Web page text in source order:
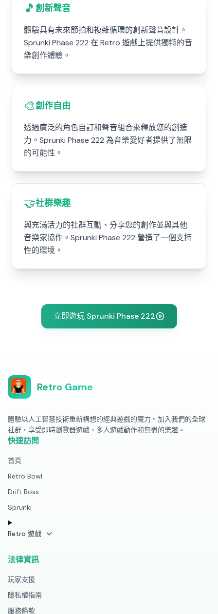
🎵 創新聲音
體驗具有未來節拍和複雜循環的創新聲音設計。
Sprunki Phase 222 在 Retro 遊戲上提供獨特的音
樂創作體驗。
🎨創作自由
透過廣泛的角色自訂和聲音組合來釋放您的創造
力。Sprunki Phase 222 為音樂愛好者提供了無限
的可能性。
🤝社群樂趣
與充滿活力的社群互動、分享您的創作並與其他
音樂家協作。Sprunki Phase 222 營造了一個支持
性的環境。
立即遊玩 Sprunki Phase 222
Retro Game
體驗以人工智慧技術重新構想的經典遊戲的魔力。加入我們的全球
社群，享受即時瀏覽器遊戲、多人遊戲動作和無盡的樂趣。
快速訪問
首頁
Retro Bowl
Drift Boss
Sprunki
Retro 遊戲
法律資訊
玩家支援
隱私權指南
服務條款